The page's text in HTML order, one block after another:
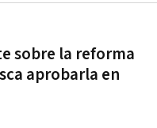
sobre la reforma
aprobarla en